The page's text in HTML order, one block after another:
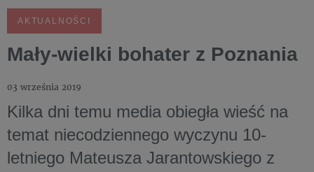
AKTUALNOŚCI
Mały-wielki bohater z Poznania
03 września 2019
Kilka dni temu media obiegła wieść na
temat niecodziennego wyczynu 10-
letniego Mateusza Jarantowskiego z